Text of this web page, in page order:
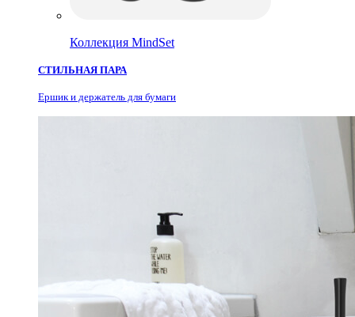
Коллекция MindSet
СТИЛЬНАЯ ПАРА
Ершик и держатель для бумаги